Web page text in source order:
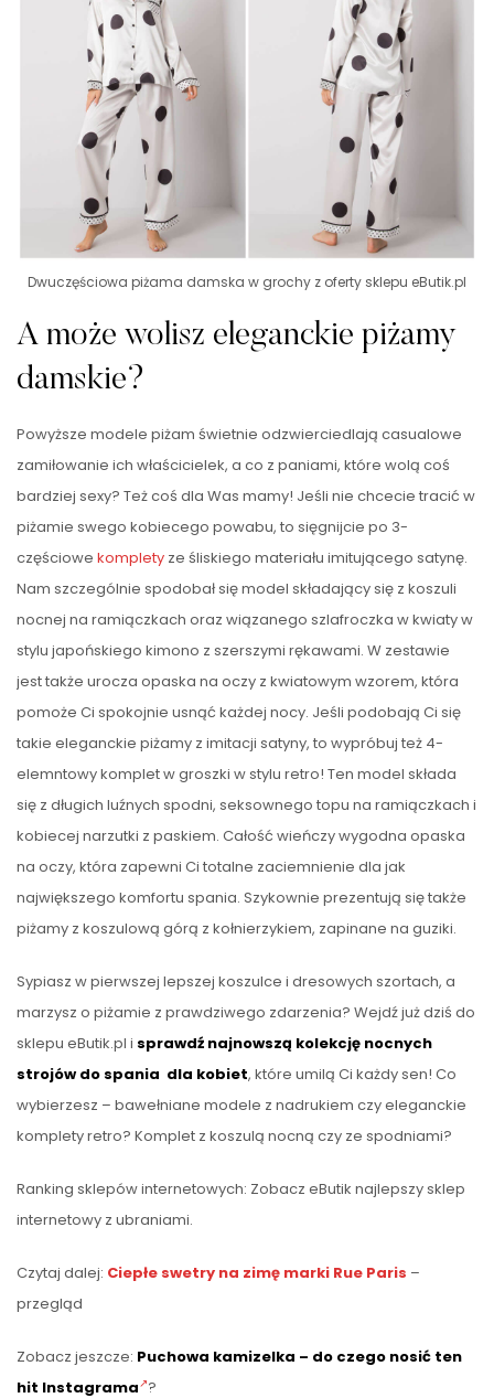
Dwuczęściowa piżama damska w grochy z oferty sklepu eButik.pl
A może wolisz eleganckie piżamy
damskie?
Powyższe modele piżam świetnie odzwierciedlają casualowe
zamiłowanie ich właścicielek, a co z paniami, które wolą coś
bardziej sexy? Też coś dla Was mamy! Jeśli nie chcecie tracić w
piżamie swego kobiecego powabu, to sięgnijcie po 3-
częściowe komplety ze śliskiego materiału imitującego satynę.
Nam szczególnie spodobał się model składający się z koszuli
nocnej na ramiączkach oraz wiązanego szlafroczka w kwiaty w
stylu japońskiego kimono z szerszymi rękawami. W zestawie
jest także urocza opaska na oczy z kwiatowym wzorem, która
pomoże Ci spokojnie usnąć każdej nocy. Jeśli podobają Ci się
takie eleganckie piżamy z imitacji satyny, to wypróbuj też 4-
elemntowy komplet w groszki w stylu retro! Ten model składa
się z długich luźnych spodni, seksownego topu na ramiączkach i
kobiecej narzutki z paskiem. Całość wieńczy wygodna opaska
na oczy, która zapewni Ci totalne zaciemnienie dla jak
największego komfortu spania. Szykownie prezentują się także
piżamy z koszulową górą z kołnierzykiem, zapinane na guziki.
Sypiasz w pierwszej lepszej koszulce i dresowych szortach, a
marzysz o piżamie z prawdziwego zdarzenia? Wejdź już dziś do
sklepu eButik.pl i sprawdź najnowszą kolekcję nocnych
strojów do spania dla kobiet, które umilą Ci każdy sen! Co
wybierzesz – bawełniane modele z nadrukiem czy eleganckie
komplety retro? Komplet z koszulą nocną czy ze spodniami?
Ranking sklepów internetowych: Zobacz eButik najlepszy sklep
internetowy z ubraniami.
Czytaj dalej: Ciepłe swetry na zimę marki Rue Paris –
przegląd
Zobacz jeszcze: Puchowa kamizelka – do czego nosić ten
hit Instagrama ?